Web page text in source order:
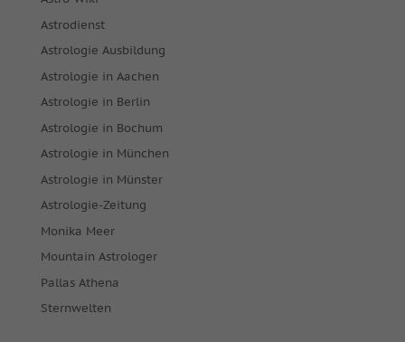
Astrodienst
Astrologie Ausbildung
Astrologie in Aachen
Astrologie in Berlin
Astrologie in Bochum
Astrologie in München
Astrologie in Münster
Astrologie-Zeitung
Monika Meer
Mountain Astrologer
Pallas Athena
Sternwelten